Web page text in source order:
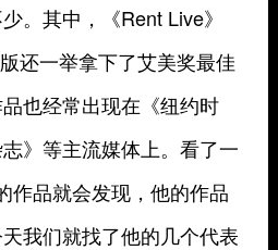
。其中，《Rent Live》
还一举拿下了艾美奖最佳
也经常出现在《纽约时
》等主流媒体上。看了一
作品就会发现，他的作品
我们就找了他的几个代表